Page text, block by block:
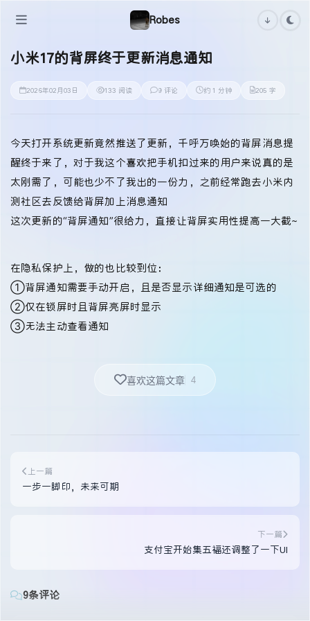
Robes
小米17的背屏终于更新消息通知
2026年02月03日 133 阅读 9 评论 约 1 分钟 205 字
今天打开系统更新竟然推送了更新，千呼万唤始的背屏消息提
醒终于来了，对于我这个喜欢把手机扣过来的用户来说真的是
太刚需了，可能也少不了我出的一份力，之前经常跑去小米内
测社区去反馈给背屏加上消息通知
这次更新的“背屏通知”很给力，直接让背屏实用性提高一大截~
在隐私保护上，做的也比较到位：
①背屏通知需要手动开启，且是否显示详细通知是可选的
②仅在锁屏时且背屏亮屏时显示
③无法主动查看通知
喜欢这篇文章 4
上一篇
一步一脚印，未来可期
下一篇
支付宝开始集五福还调整了一下UI
9条评论